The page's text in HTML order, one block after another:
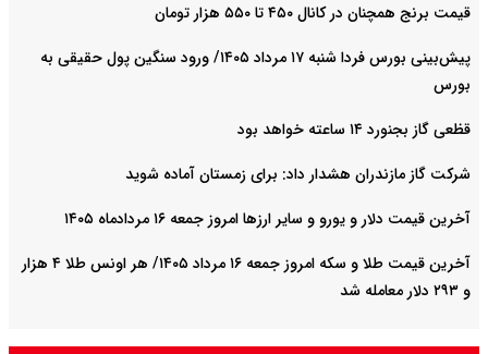
قیمت برنج همچنان در کانال ۴۵۰ تا ۵۵۰ هزار تومان
پیش‌بینی بورس فردا شنبه ۱۷ مرداد ۱۴۰۵/ ورود سنگین پول حقیقی به
بورس
قظعی گاز بجنورد ۱۴ ساعته خواهد بود
شرکت گاز مازندران هشدار داد: برای زمستان آماده شوید
آخرین قیمت دلار و یورو و سایر ارزها امروز جمعه ۱۶ مردادماه ۱۴۰۵
آخرین قیمت طلا و سکه امروز جمعه ۱۶ مرداد ۱۴۰۵/ هر اونس طلا ۴ هزار
و ٢٩٣ دلار معامله شد